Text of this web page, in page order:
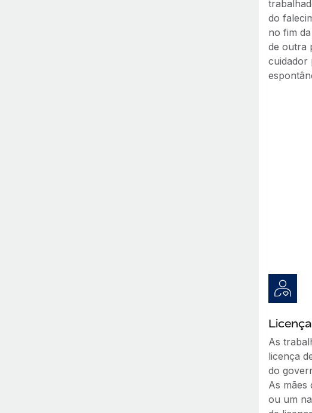
do
no fim
de outra
cuidador
As
licença
do
As mães
ou um